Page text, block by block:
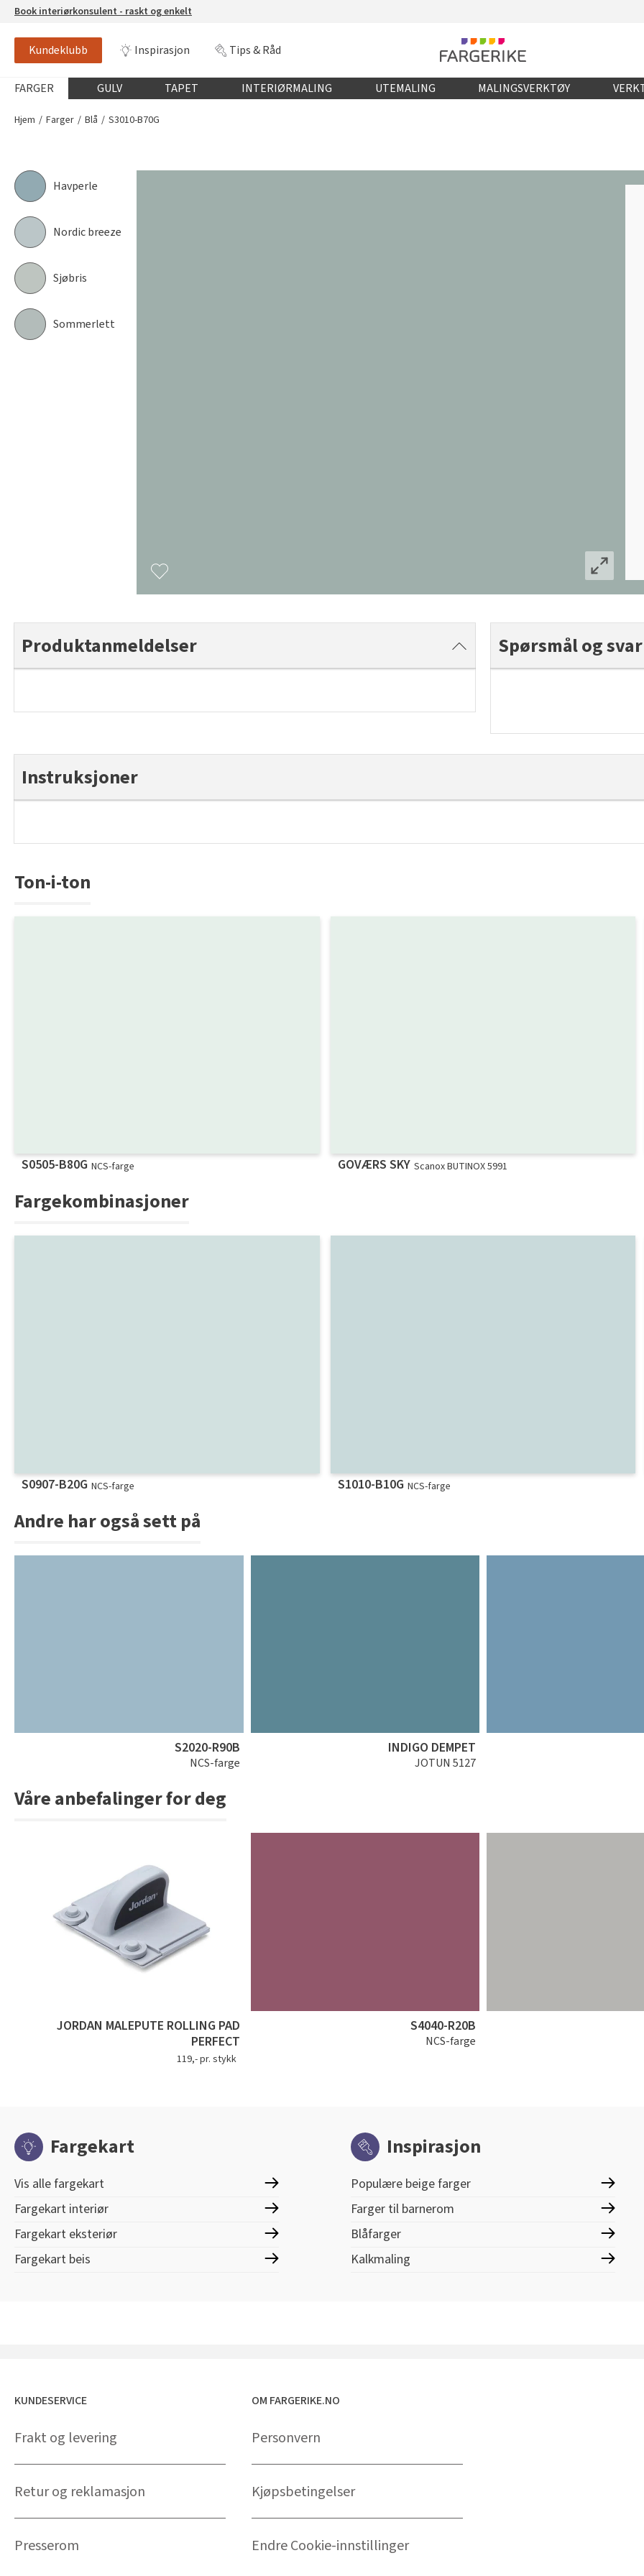
Book interiørkonsulent - raskt og enkelt
Kundeklubb Inspirasjon Tips & Råd
Globalnavigasjon mobil
FARGER GULV TAPET INTERIØRMALING UTEMALING MALINGSVERKTØY
S3010-B70G
Hjem Farger Blå S3010-B70G
Havperle
Nordic breeze
Sjøbris
Sommerlett
Produktanmeldelser Spørsmål og svar
Instruksjoner
Ton-i-ton
S0505-B80G NCS-farge GOVÆRS SKY Scanox BUTINOX 5991
Fargekombinasjoner
S0907-B20G NCS-farge S1010-B10G NCS-farge
Andre har også sett på
S2020-R90B
NCS-farge
INDIGO DEMPET
JOTUN 5127
Våre anbefalinger for deg
JORDAN MALEPUTE ROLLING PAD
PERFECT
119,- pr. stykk
S4040-R20B
NCS-farge
Fargekart
Vis alle fargekart
Fargekart interiør
Fargekart eksteriør
Fargekart beis
Inspirasjon
Populære beige farger
Farger til barnerom
Blåfarger
Kalkmaling
KUNDESERVICE
Frakt og levering
Retur og reklamasjon
Presserom
OM FARGERIKE.NO
Personvern
Kjøpsbetingelser
Endre Cookie-innstillinger